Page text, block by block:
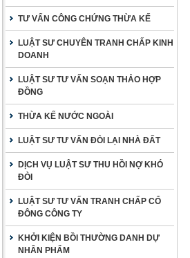
TƯ VẤN CÔNG CHỨNG THỪA KẾ
LUẬT SƯ CHUYÊN TRANH CHẤP KINH
DOANH
LUẬT SƯ TƯ VẤN SOẠN THẢO HỢP
ĐỒNG
THỪA KẾ NƯỚC NGOÀI
LUẬT SƯ TƯ VẤN ĐÒI LẠI NHÀ ĐẤT
DỊCH VỤ LUẬT SƯ THU HỒI NỢ KHÓ
ĐÒI
LUẬT SƯ TƯ VẤN TRANH CHẤP CỔ
ĐÔNG CÔNG TY
KHỞI KIỆN BỒI THƯỜNG DANH DỰ
NHÂN PHẨM